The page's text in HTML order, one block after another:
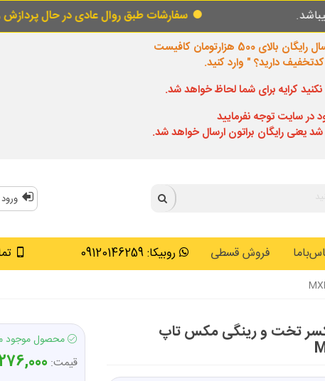
سفارشات طبق روال عادی در حال پردازش و ارسال
500 هزارتومان کافیست
کرایه برای شما لحاظ خواهد شد.
در سایت توجه نفرمایید
شد یعنی رایگان براتون ارسال خواهد شد.
روبیکا: 09120146259 تماس: فروش قسطی
کوتاه سایز 12 یکسر تخت و رینگی مکس تاپ محصول موجود
قیمت: